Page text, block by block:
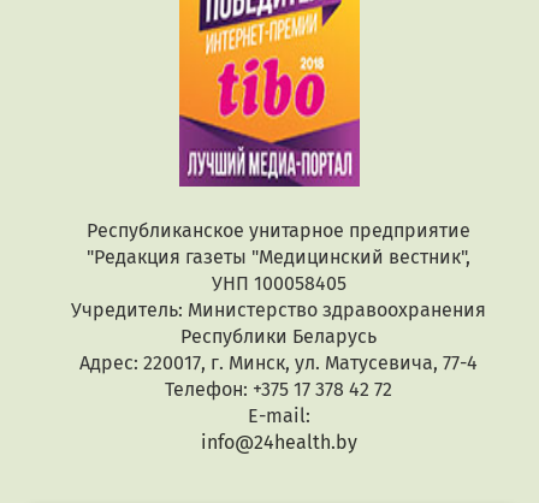
Республиканское унитарное предприятие
"Редакция газеты "Медицинский вестник",
УНП 100058405
Учредитель: Министерство здравоохранения
Республики Беларусь
Адрес: 220017, г. Минск, ул. Матусевича, 77-4
Телефон: +375 17 378 42 72
E-mail:
info@24health.by